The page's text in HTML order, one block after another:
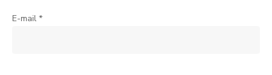
E-mail *